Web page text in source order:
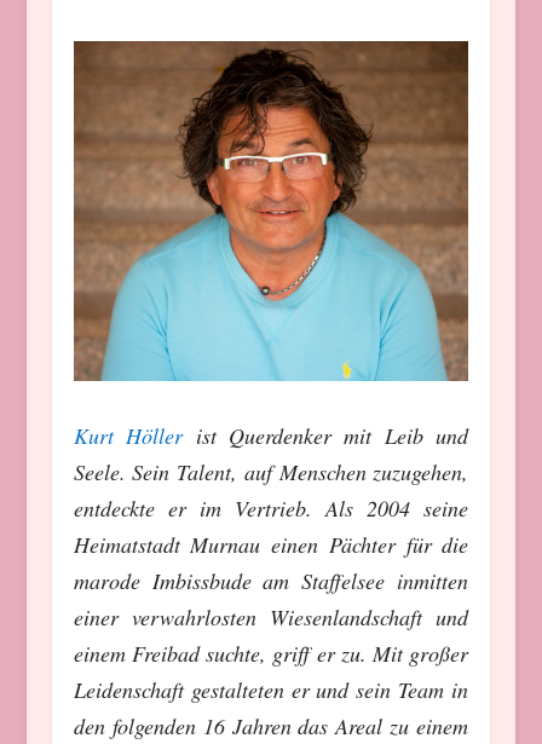
Kurt Höllerist Querdenker mit Leib und
Seele. Sein Talent, auf Menschen zuzugehen,
entdeckte er im Vertrieb. Als 2004 seine
Heimatstadt Murnau einen Pächter für die
marode Imbissbude am Staffelsee inmitten
einer verwahrlosten Wiesenlandschaft und
einem Freibad suchte, griff er zu. Mit großer
Leidenschaft gestalteten er und sein Team in
den folgenden 16 Jahren das Areal zu einem